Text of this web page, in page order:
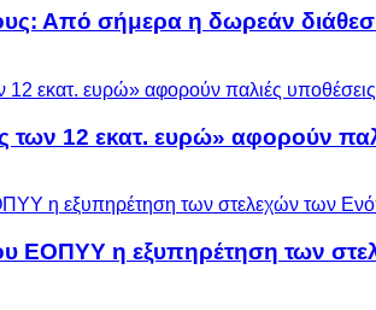
Από σήμερα η δωρεάν
12 εκατ. ευρώ» αφορούν
ΕΟΠΥΥ η εξυπηρέτηση των